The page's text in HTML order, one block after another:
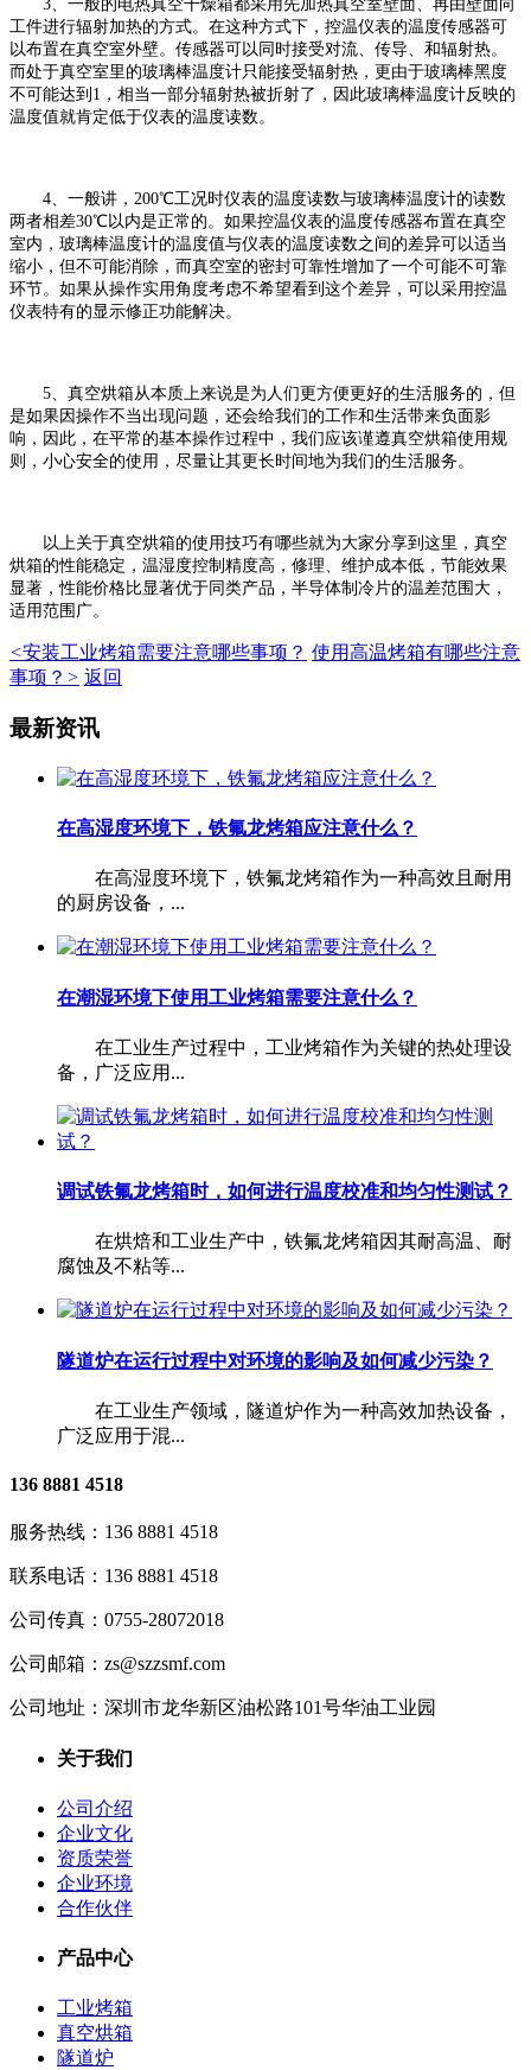
3、一般的电热真空干燥箱都采用先加热真空室壁面、再由壁面向
工件进行辐射加热的方式。在这种方式下，控温仪表的温度传感器可
以布置在真空室外壁。传感器可以同时接受对流、传导、和辐射热。
而处于真空室里的玻璃棒温度计只能接受辐射热，更由于玻璃棒黑度
不可能达到1，相当一部分辐射热被折射了，因此玻璃棒温度计反映的
温度值就肯定低于仪表的温度读数。
4、一般讲，200℃工况时仪表的温度读数与玻璃棒温度计的读数
两者相差30℃以内是正常的。如果控温仪表的温度传感器布置在真空
室内，玻璃棒温度计的温度值与仪表的温度读数之间的差异可以适当
缩小，但不可能消除，而真空室的密封可靠性增加了一个可能不可靠
环节。如果从操作实用角度考虑不希望看到这个差异，可以采用控温
仪表特有的显示修正功能解决。
5、真空烘箱从本质上来说是为人们更方便更好的生活服务的，但
是如果因操作不当出现问题，还会给我们的工作和生活带来负面影
响，因此，在平常的基本操作过程中，我们应该谨遵真空烘箱使用规
则，小心安全的使用，尽量让其更长时间地为我们的生活服务。
以上关于真空烘箱的使用技巧有哪些就为大家分享到这里，真空
烘箱的性能稳定，温湿度控制精度高，修理、维护成本低，节能效果
显著，性能价格比显著优于同类产品，半导体制冷片的温差范围大，
适用范围广。
<安装工业烤箱需要注意哪些事项？ 使用高温烤箱有哪些注意
事项？ > 返回
最新资讯
在高湿度环境下，铁氟龙烤箱应注意什么？
在高湿度环境下，铁氟龙烤箱作为一种高效且耐用
的厨房设备，...
在潮湿环境下使用工业烤箱需要注意什么？
在工业生产过程中，工业烤箱作为关键的热处理设
备，广泛应用...
调试铁氟龙烤箱时，如何进行温度校准和均匀性测试？
在烘焙和工业生产中，铁氟龙烤箱因其耐高温、耐
腐蚀及不粘等...
隧道炉在运行过程中对环境的影响及如何减少污染？
在工业生产领域，隧道炉作为一种高效加热设备，
广泛应用于混...
136 8881 4518
服务热线： 136 8881 4518
联系电话： 136 8881 4518
公司传真： 0755-28072018
公司邮箱： zs@szzsmf.com
公司地址： 深圳市龙华新区油松路101号华油工业园
关于我们
公司介绍
企业文化
资质荣誉
企业环境
合作伙伴
产品中心
工业烤箱
真空烘箱
隧道炉